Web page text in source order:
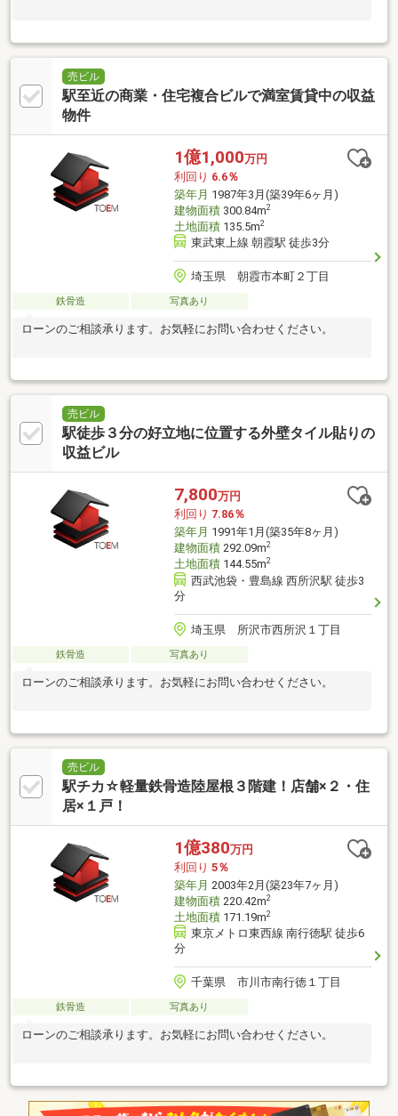
売ビル
駅至近の商業・住宅複合ビルで満室賃貸中の収益
物件
1億1,000万円
利回り 6.6％
築年月 1987年3月(築39年6ヶ月)
建物面積300.84m2
土地面積135.5m2
東武東上線 朝霞駅 徒歩3分
埼玉県 朝霞市本町２丁目
鉄骨造 写真あり
ローンのご相談承ります。お気軽にお問い合わせください。
売ビル
駅徒歩３分の好立地に位置する外壁タイル貼りの
収益ビル
7,800万円
利回り 7.86％
築年月 1991年1月(築35年8ヶ月)
建物面積292.09m2
土地面積144.55m2
西武池袋・豊島線 西所沢駅 徒歩3
分
埼玉県 所沢市西所沢１丁目
鉄骨造 写真あり
ローンのご相談承ります。お気軽にお問い合わせください。
売ビル
駅チカ☆軽量鉄骨造陸屋根３階建！店舗×２・住
居×１戸！
1億380万円
利回り 5％
築年月 2003年2月(築23年7ヶ月)
建物面積220.42m2
土地面積171.19m2
東京メトロ東西線 南行徳駅 徒歩6
分
千葉県 市川市南行徳１丁目
鉄骨造 写真あり
ローンのご相談承ります。お気軽にお問い合わせください。